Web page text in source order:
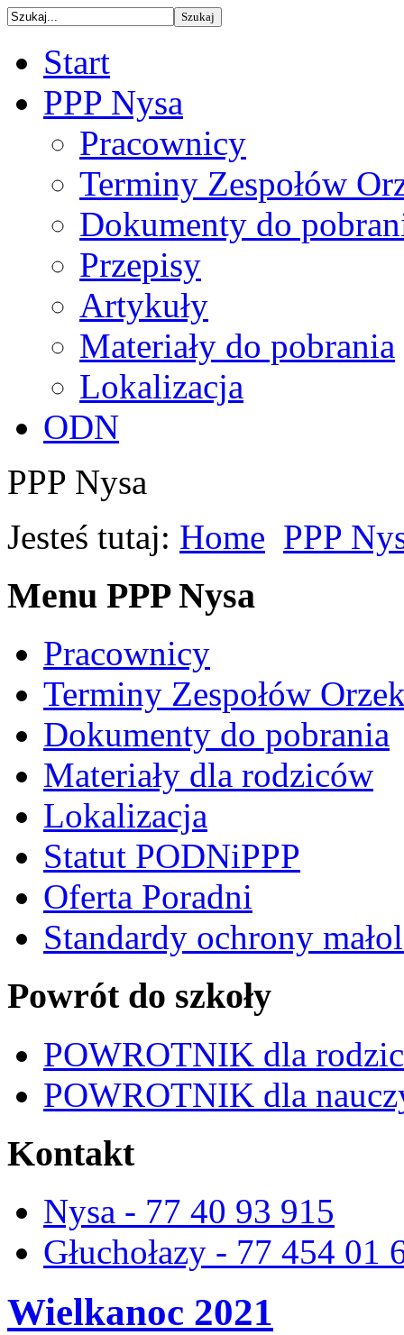
Start
PPP Nysa
Pracownicy
Terminy Zespołów
Dokumenty do
Przepisy
Artykuły
Materiały do pobrania
Lokalizacja
ODN
PPP Nysa
Jesteś tutaj: Home PPP
Menu PPP Nysa
Pracownicy
Terminy Zespołów
Dokumenty do pobrania
Materiały dla rodziców
Lokalizacja
Statut PODNiPPP
Oferta Poradni
Standardy ochrony
Powrót do szkoły
POWROTNIK dla
POWROTNIK dla
Kontakt
Nysa - 77 40 93 915
Głuchołazy - 77 454 01
Wielkanoc 2021